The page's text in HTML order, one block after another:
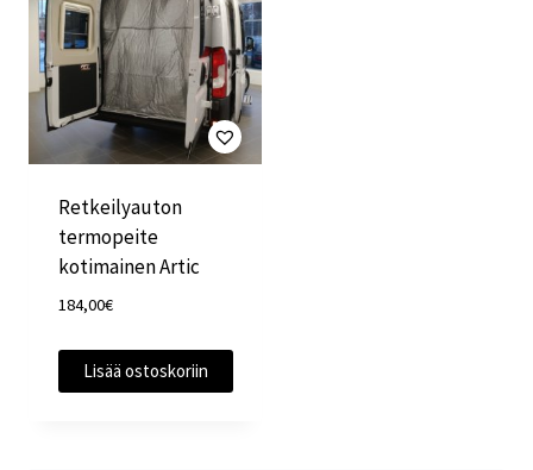
Retkeilyauton
termopeite
kotimainen Artic
184,00€
Lisää ostoskoriin